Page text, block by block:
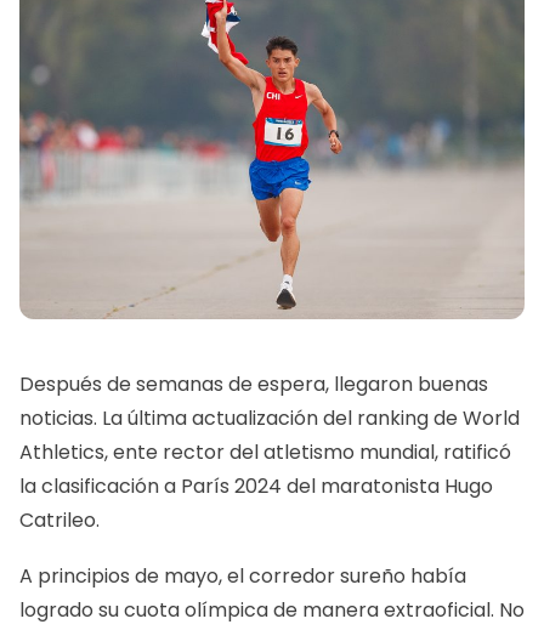
Después de semanas de espera, llegaron buenas
noticias. La última actualización del ranking de World
Athletics, ente rector del atletismo mundial, ratificó
la clasificación a París 2024 del maratonista Hugo
Catrileo.
A principios de mayo, el corredor sureño había
logrado su cuota olímpica de manera extraoficial. No